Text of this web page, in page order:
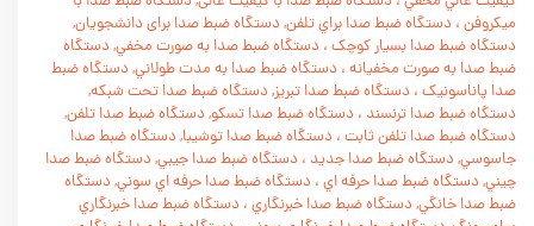
ميکروفن ، دستگاه ضبط صدا براي تلفن, دستگاه ضبط صدا برای دانشجویان,
دستگاه ضبط صدا بسيار کوچک ، دستگاه ضبط صدا به صورت مخفي, دستگاه
ضبط صدا به صورت مخفيانه ، دستگاه ضبط صدا به مدت طولاني, دستگاه ضبط
صدا پاناسونيک ، دستگاه ضبط صدا تبريز, دستگاه ضبط صدا تحت شبکه,
دستگاه ضبط صدا ترنسند ، دستگاه ضبط صدا تسکو, دستگاه ضبط صدا تلفن,
دستگاه ضبط صدا تلفن ثابت ، دستگاه ضبط صدا توشيبا, دستگاه ضبط صدا
جاسوسي, دستگاه ضبط صدا جديد ، دستگاه ضبط صدا جيبي, دستگاه ضبط صدا
چيني, دستگاه ضبط صدا حرفه اي ، دستگاه ضبط صدا حرفه اي سوني, دستگاه
ضبط صدا خانگي, دستگاه ضبط صدا خبرنگاري ، دستگاه ضبط صدا خبرنگاري